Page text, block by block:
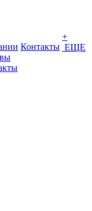
Контакты
+
ЕЩЕ